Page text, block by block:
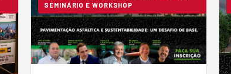
SEMINÁRIO E WORKSHOP